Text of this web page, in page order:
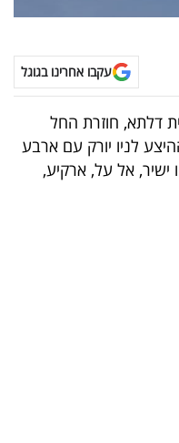
עקבו אחרינו בגוגל
דלתא, חוזרת החל
לניו יורק עם ארבע
ישיר, אל על, ארקיע,